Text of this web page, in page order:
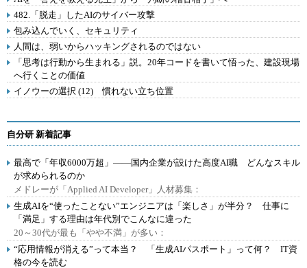
482.「脱走」したAIのサイバー攻撃
包み込んでいく、セキュリティ
人間は、弱いからハッキングされるのではない
「思考は行動から生まれる」説。20年コードを書いて悟った、建設現場
へ行くことの価値
イノウーの選択 (12) 慣れない立ち位置
自分研 新着記事
最高で「年収6000万超」――国内企業が設けた高度AI職 どんなスキル
が求められるのか
メドレーが「Applied AI Developer」人材募集：
生成AIを“使ったことない”エンジニアは「楽しさ」が半分？ 仕事に
「満足」する理由は年代別でこんなに違った
20～30代が最も「やや不満」が多い：
“応用情報が消える”って本当？ 「生成AIパスポート」って何？ IT資
格の今を読む